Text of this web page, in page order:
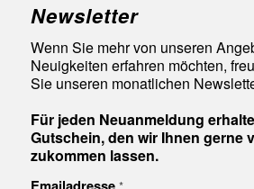
Newsletter
Wenn Sie mehr von unseren
Neuigkeiten erfahren möchten,
Sie unseren monatlichen
Für jeden Neuanmeldung
Gutschein, den wir Ihnen gerne
zukommen lassen.